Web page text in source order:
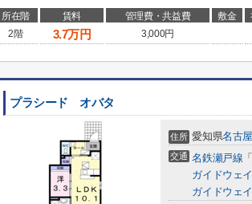
所在階 賃料 管理費・共益費 敷金
2階
3.7万円 3,000円
プラシード オバタ
住所 愛知県名古
交通 名鉄瀬戸線 「
ガイドウェ
ガイドウェ